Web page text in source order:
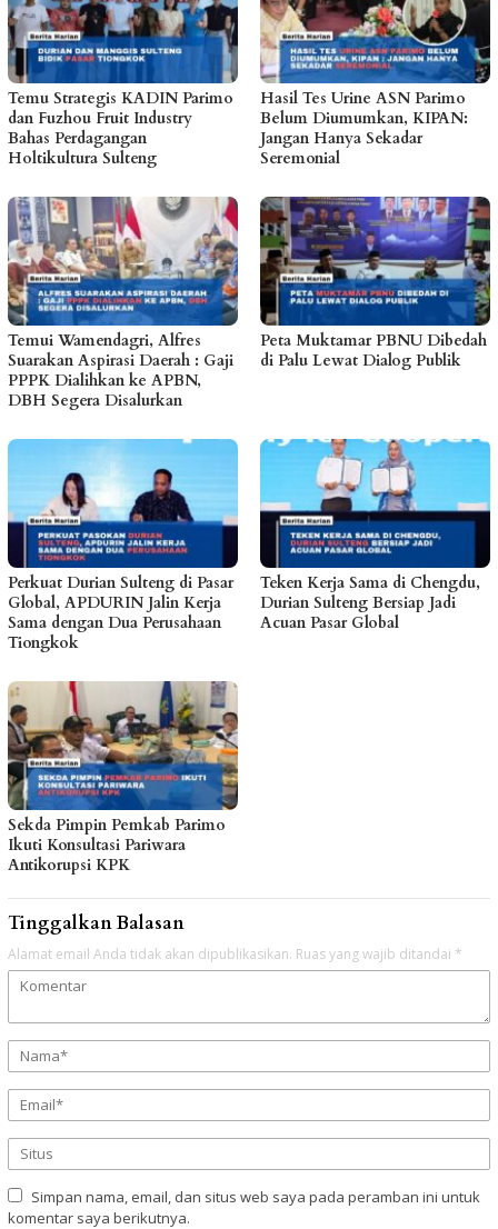
Temu Strategis KADIN Parimo
dan Fuzhou Fruit Industry
Bahas Perdagangan
Holtikultura Sulteng
Hasil Tes Urine ASN Parimo
Belum Diumumkan, KIPAN:
Jangan Hanya Sekadar
Seremonial
Temui Wamendagri, Alfres
Suarakan Aspirasi Daerah : Gaji
PPPK Dialihkan ke APBN,
DBH Segera Disalurkan
Peta Muktamar PBNU Dibedah
di Palu Lewat Dialog Publik
Perkuat Durian Sulteng di Pasar
Global, APDURIN Jalin Kerja
Sama dengan Dua Perusahaan
Tiongkok
Teken Kerja Sama di Chengdu,
Durian Sulteng Bersiap Jadi
Acuan Pasar Global
Sekda Pimpin Pemkab Parimo
Ikuti Konsultasi Pariwara
Antikorupsi KPK
Tinggalkan Balasan
Alamat email Anda tidak akan dipublikasikan. Ruas yang wajib ditandai *
Simpan nama, email, dan situs web saya pada peramban ini untuk
komentar saya berikutnya.